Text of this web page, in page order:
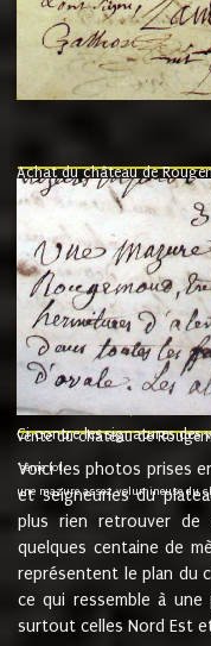
Achat du château de
"l'an mil six cent soixante
nommé fut présent Messire
vend, purement simplement
et chavannes conseiller
que le dit seigneur Baron
de la Velliere tout ainsi et
présent......"
suivent les rentes,
Ci contre les signatures des
vente du château de
"3ème lot
une mazure assez volumineuse du
Voici les photos prises
et seigneuries du
plus rien retrouver de
quelques centaine de
représentent le plan du
ce qui ressemble à une
surtout celles Nord Est